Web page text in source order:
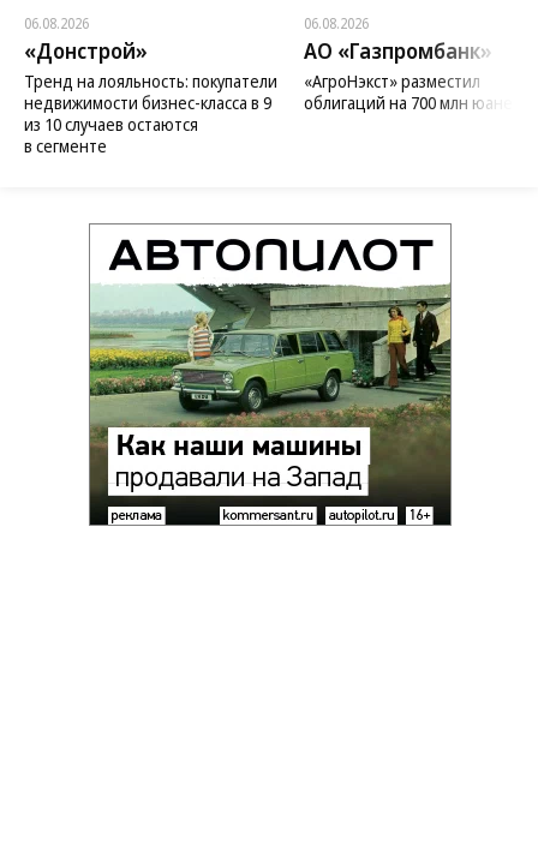
06.08.2026
«Донстрой»
Тренд на лояльность: покупатели
недвижимости бизнес-класса в 9
из 10 случаев остаются
в сегменте
06.08.2026
АО «Газпромбанк»
«АгроНэкст» разместил
облигаций на 700 млн юаней